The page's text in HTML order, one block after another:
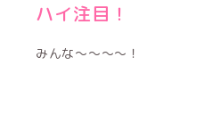
ハイ注目！
みんな〜〜〜〜！